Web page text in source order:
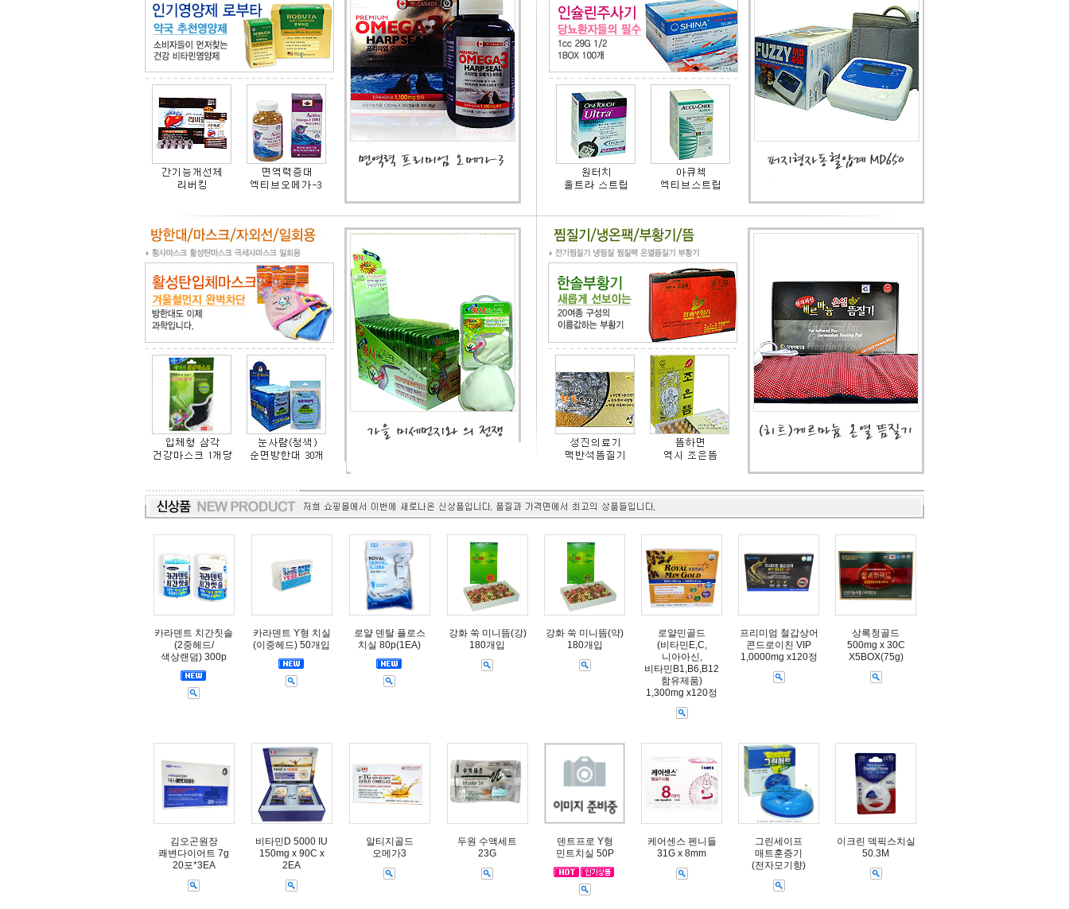
카라덴트 치간칫솔
(2중헤드/
색상랜덤) 300p
카라덴트 Y형 치실
(이중헤드) 50개입
로얄 덴탈 플로스
치실 80p(1EA)
강화 쑥 미니뜸(강)
180개입
강화 쑥 미니뜸(약)
180개입
로얄민골드
(비타민E,C,
니아아신,
비타민B1,B6,B12
함유제품)
1,300mg x120정
프리미엄 철갑상어
콘드로이친 VIP
1,0000mg x120정
상록청골드
500mg x 30C
X5BOX(75g)
김오곤원장
쾌변다이어트 7g
20포*3EA
비타민D 5000 IU
150mg x 90C x
2EA
알티지골드
오메가3
두원 수액세트
23G
덴트프로 Y형
민트치실 50P
케어센스 펜니들
31G x 8mm
그린세이프
매트훈증기
(전자모기향)
이크린 덱픽스치실
50.3M